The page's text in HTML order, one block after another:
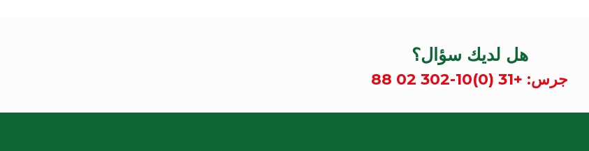
هل لديك سؤال؟
جرس: +31 (0)10-302 02 88